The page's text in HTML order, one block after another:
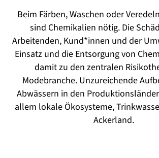
Beim Färben, Waschen oder
sind Chemikalien nötig. Die
Arbeitenden, Kund*innen und der
Einsatz und die Entsorgung von
damit zu den zentralen
Modebranche. Unzureichende
Abwässern in den
allem lokale Ökosysteme,
Ackerland.